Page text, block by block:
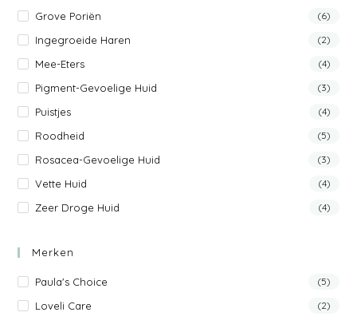
Grove Poriën (6)
Ingegroeide Haren (2)
Mee-Eters (4)
Pigment-Gevoelige Huid (3)
Puistjes (4)
Roodheid (5)
Rosacea-Gevoelige Huid (3)
Vette Huid (4)
Zeer Droge Huid (4)
Merken
Paula's Choice (5)
Loveli Care (2)